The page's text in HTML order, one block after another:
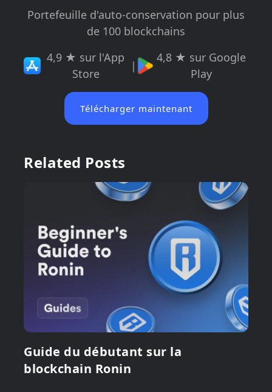
Portefeuille d'auto-conservation pour plus
de 100 blockchains
4,9 ★ sur l'App
Store
|
4,8 ★ sur Google
Play
Télécharger maintenant
Related Posts
Guide du débutant sur la
blockchain Ronin